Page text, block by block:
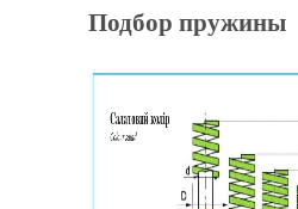
Подбор пружины